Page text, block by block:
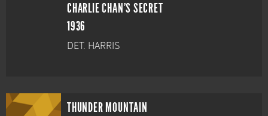
CHARLIE CHAN'S SECRET
1936
DET. HARRIS
THUNDER MOUNTAIN